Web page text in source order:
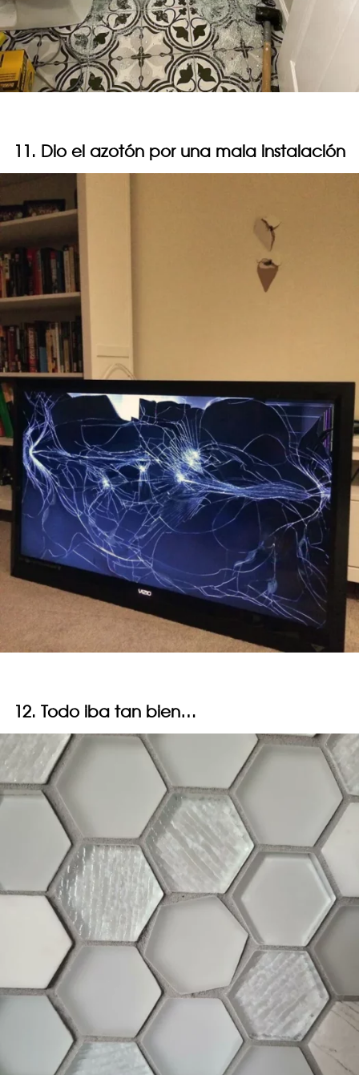
11. Dio el azotón por una mala instalación
12. Todo iba tan bien…